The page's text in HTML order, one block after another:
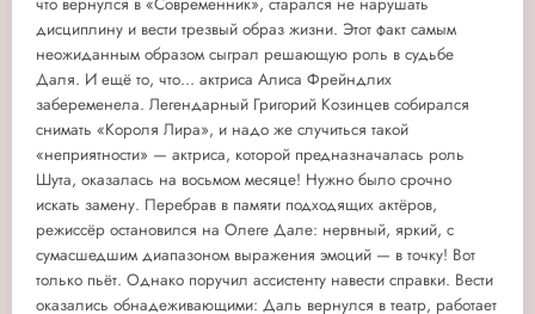
дисциплину и вести трезвый образ жизни. Этот факт самым
неожиданным образом сыграл решающую роль в судьбе
Даля. И ещё то, что... актриса Алиса Фрейндлих
забеременела. Легендарный Григорий Козинцев собирался
снимать «Короля Лира», и надо же случиться такой
«неприятности» — актриса, которой предназначалась роль
Шута, оказалась на восьмом месяце! Нужно было срочно
искать замену. Перебрав в памяти подходящих актёров,
режиссёр остановился на Олеге Дале: нервный, яркий, с
сумасшедшим диапазоном выражения эмоций — в точку! Вот
только пьёт. Однако поручил ассистенту навести справки. Вести
оказались обнадеживающими: Даль вернулся в театр, работает